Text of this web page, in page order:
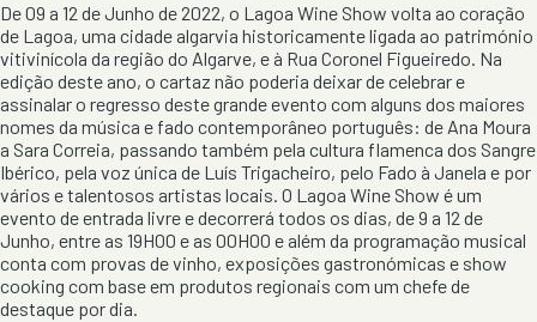
De 09 a 12 de Junho de 2022, o Lagoa Wine Show volta ao coração
de Lagoa, uma cidade algarvia historicamente ligada ao património
vitivinícola da região do Algarve, e à Rua Coronel Figueiredo. Na
edição deste ano, o cartaz não poderia deixar de celebrar e
assinalar o regresso deste grande evento com alguns dos maiores
nomes da música e fado contemporâneo português: de Ana Moura
a Sara Correia, passando também pela cultura flamenca dos Sangre
Ibérico, pela voz única de Luís Trigacheiro, pelo Fado à Janela e por
vários e talentosos artistas locais. O Lagoa Wine Show é um
evento de entrada livre e decorrerá todos os dias, de 9 a 12 de
Junho, entre as 19H00 e as 00H00 e além da programação musical
conta com provas de vinho, exposições gastronómicas e show
cooking com base em produtos regionais com um chefe de
destaque por dia.